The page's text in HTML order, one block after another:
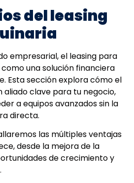
del leasing
empresarial, el leasing para
una solución financiera
Esta sección explora cómo el
aliado clave para tu negocio,
a equipos avanzados sin la
directa.
las múltiples ventajas
desde la mejora de la
de crecimiento y